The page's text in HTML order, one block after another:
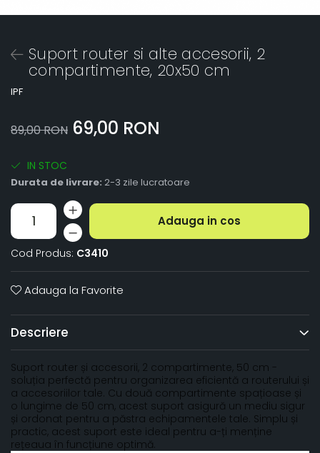
Suport router si alte accesorii, 2
compartimente, 20x50 cm
IPF
89,00 RON 69,00 RON
IN STOC
Durata de livrare: 2-3 zile lucratoare
Adauga in cos
Cod Produs: C3410
Adauga la Favorite
Descriere
Suport router și accesorii, 2 compartimente, 50 cm -
soluția perfectă pentru organizarea eficientă a routerului și
a accesoriilor tale. Cu două compartimente spațioase și
o lungime de 50 cm, acest suport asigură un mediu sigur
și ordonat pentru a păstra echipamentele tale. Simplu și
practic, acest suport este ideal pentru a-ți menține
rețeaua în funcțiune optimă.